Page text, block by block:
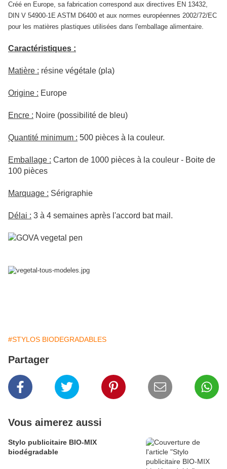
Créé en Europe, sa fabrication correspond aux directives EN 13432,
DIN V 54900-1E ASTM D6400 et aux normes européennes 2002/72/EC
pour les matières plastiques utilisées dans l'emballage alimentaire.
Caractéristiques :
Matière : résine végétale (pla)
Origine : Europe
Encre : Noire (possibilité de bleu)
Quantité minimum : 500 pièces à la couleur.
Emballage : Carton de 1000 pièces à la couleur - Boite de
100 pièces
Marquage : Sérigraphie
Délai : 3 à 4 semaines après l'accord bat mail.
#STYLOS BIODEGRADABLES
Partager
Vous aimerez aussi
Stylo publicitaire BIO-MIX
biodégradable